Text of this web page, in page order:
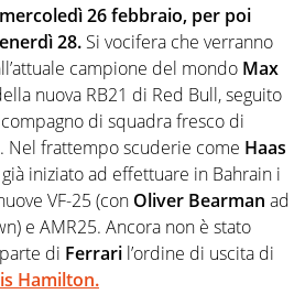
mercoledì 26 febbraio, per poi
28. Si vocifera che verranno
campione del mondo Max
nuova RB21 di Red Bull, seguito
di squadra fresco di
. Nel frattempo scuderie come Haas
iniziato ad effettuare in Bahrain i
VF-25 (con Oliver Bearman ad
e AMR25. Ancora non è stato
di Ferrari l’ordine di uscita di
Hamilton.